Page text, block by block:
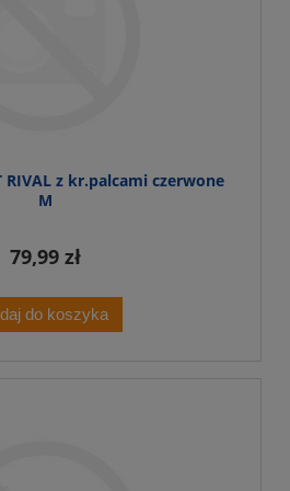
RIVAL z kr.palcami czerwone
M
79,99 zł
do koszyka